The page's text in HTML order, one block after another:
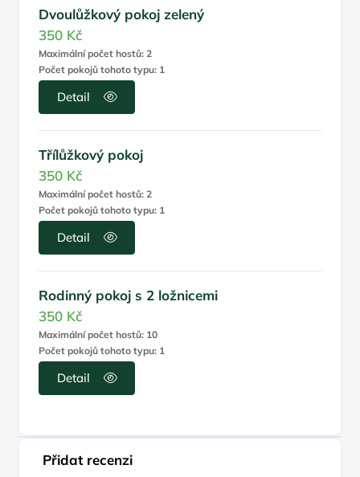
Dvoulůžkový pokoj zelený
350 Kč
Maximální počet hostů: 2
Počet pokojů tohoto typu: 1
Detail
Třílůžkový pokoj
350 Kč
Maximální počet hostů: 2
Počet pokojů tohoto typu: 1
Detail
Rodinný pokoj s 2 ložnicemi
350 Kč
Maximální počet hostů: 10
Počet pokojů tohoto typu: 1
Detail
Přidat recenzi